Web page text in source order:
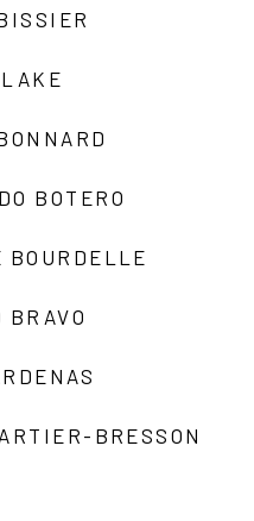
BOTERO
BOURDELLE
BRAVO
BRESSON